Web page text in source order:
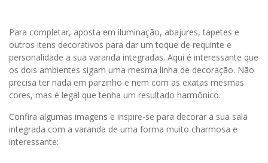
Para completar, aposta em iluminação, abajures, tapetes e
outros itens decorativos para dar um toque de requinte e
personalidade a sua varanda integradas. Aqui é interessante que
os dois ambientes sigam uma mesma linha de decoração. Não
precisa ter nada em parzinho e nem com as exatas mesmas
cores, mas é legal que tenha um resultado harmônico.
Confira algumas imagens e inspire-se para decorar a sua sala
integrada com a varanda de uma forma muito charmosa e
interessante: